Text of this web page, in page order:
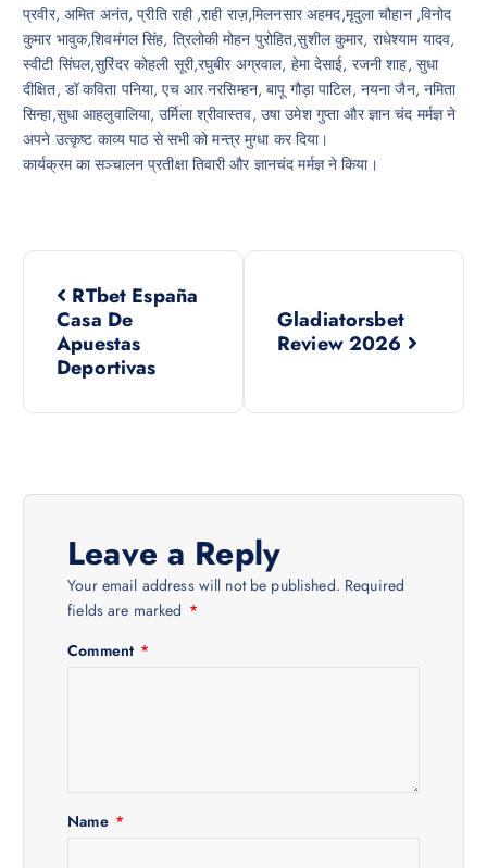
प्रवीर, अमित अनंत, प्रीति राही ,राही राज़,मिलनसार अहमद,मृदुला चौहान ,विनोद
कुमार भावुक,शिवमंगल सिंह, त्रिलोकी मोहन पुरोहित,सुशील कुमार, राधेश्याम यादव,
स्वीटी सिंघल,सुरिंदर कोहली सूरी,रघुबीर अग्रवाल, हेमा देसाई, रजनी शाह, सुधा
दीक्षित, डॉ कविता पनिया, एच आर नरसिम्हन, बापू गौड़ा पाटिल, नयना जैन, नमिता
सिन्हा,सुधा आहलुवालिया, उर्मिला श्रीवास्तव, उषा उमेश गुप्ता और ज्ञान चंद मर्मज्ञ ने
अपने उत्कृष्ट काव्य पाठ से सभी को मन्त्र मुग्धा कर दिया।
कार्यक्रम का सञ्चालन प्रतीक्षा तिवारी और ज्ञानचंद मर्मज्ञ ने किया।
P
n
RTbet España
Casa De
Apuestas
Deportivas
Gladiatorsbet
Review 2026
Leave a Reply
Your email address will not be published. Required
fields are marked *
Comment *
Name *